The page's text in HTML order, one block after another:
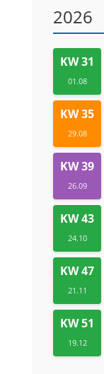
2026
KW 31
01.08
KW 35
29.08
KW 39
26.09
KW 43
24.10
KW 47
21.11
KW 51
19.12